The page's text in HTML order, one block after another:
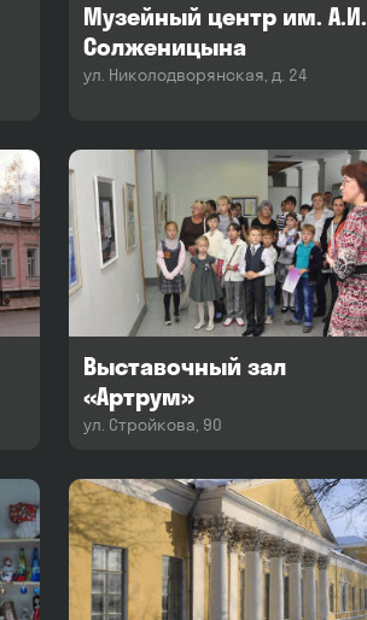
Музейный центр им. А.И.
Солженицына
ул. Николодворянская, д. 24
Выставочный зал
«Артрум»
ул. Стройкова, 90